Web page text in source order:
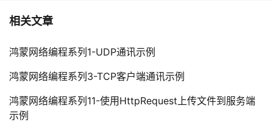
相关文章
鸿蒙网络编程系列1-UDP通讯示例
鸿蒙网络编程系列3-TCP客户端通讯示例
鸿蒙网络编程系列11-使用HttpRequest上传文件到服务端
示例